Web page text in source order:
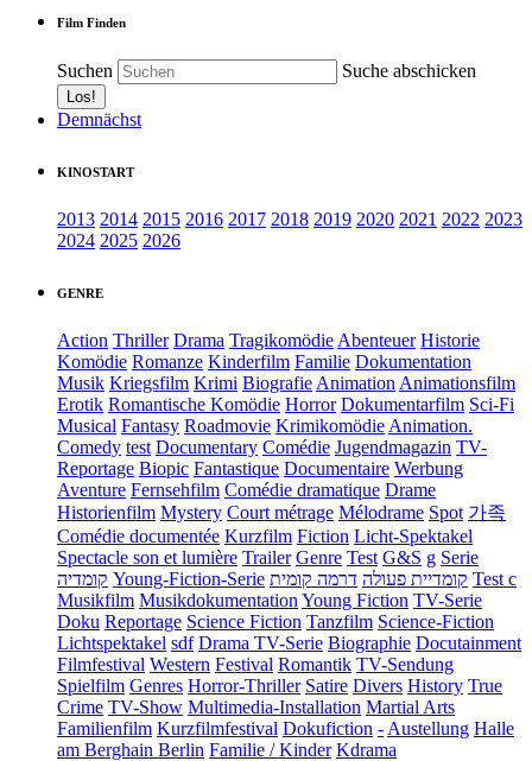
Film Finden
Suchen Suche abschicken
Demnächst
KINOSTART
2013 2014 2015 2016 2017 2018 2019 2020 2021 2022 2023
2024 2025 2026
GENRE
Action Thriller Drama Tragikomödie Abenteuer Historie
Komödie Romanze Kinderfilm Familie Dokumentation
Musik Kriegsfilm Krimi Biografie Animation Animationsfilm
Erotik Romantische Komödie Horror Dokumentarfilm Sci-Fi
Musical Fantasy Roadmovie Krimikomödie Animation.
Comedy test Documentary Comédie Jugendmagazin TV-
Reportage Biopic Fantastique Documentaire Werbung
Aventure Fernsehfilm Comédie dramatique Drame
Historienfilm Mystery Court métrage Mélodrame Spot 가족
Comédie documentée Kurzfilm Fiction Licht-Spektakel
Spectacle son et lumière Trailer Genre Test G&S g Serie
קומדיה Young-Fiction-Serie קומדיית פעולה דרמה קומית
Test c
Musikfilm Musikdokumentation Young Fiction TV-Serie
Doku Reportage Science Fiction Tanzfilm Science-Fiction
Lichtspektakel sdf Drama TV-Serie Biographie Docutainment
Filmfestival Western Festival Romantik TV-Sendung
Spielfilm Genres Horror-Thriller Satire Divers History True
Crime TV-Show Multimedia-Installation Martial Arts
Familienfilm Kurzfilmfestival Dokufiction - Austellung Halle
am Berghain Berlin Familie / Kinder Kdrama